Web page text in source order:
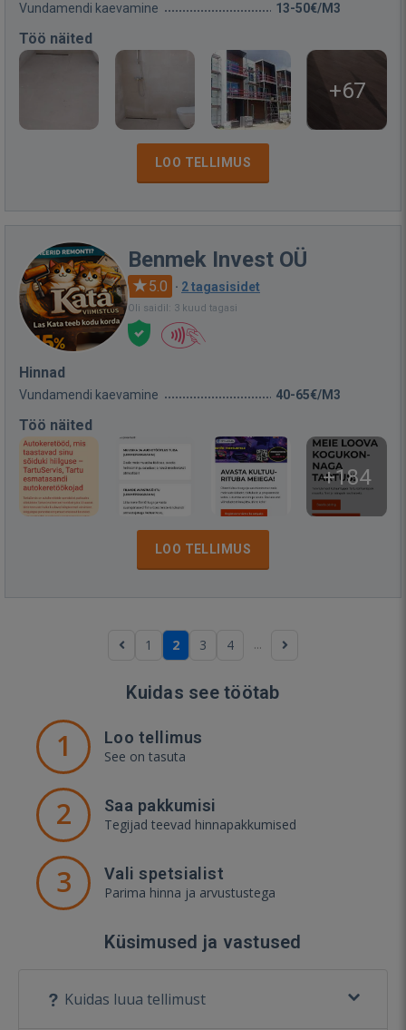
Vundamendi kaevamine 13-50€/M3
Töö näited
+67
LOO TELLIMUS
Benmek Invest OÜ
5.0 · 2 tagasisidet
Oli saidil: 3 kuud tagasi
Hinnad
Vundamendi kaevamine 40-65€/M3
Töö näited
+184
LOO TELLIMUS
1 2 3 4 ...
Kuidas see töötab
1 Loo tellimus
See on tasuta
2 Saa pakkumisi
Tegijad teevad hinnapakkumised
3 Vali spetsialist
Parima hinna ja arvustustega
Küsimused ja vastused
Kuidas luua tellimust